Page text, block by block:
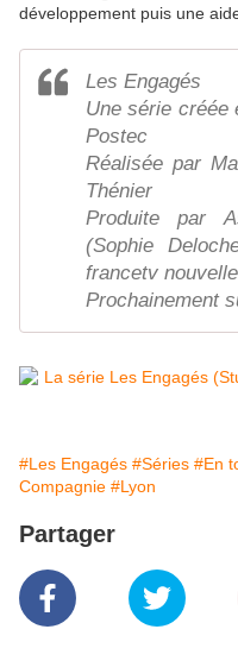
développement puis une
Les Engagés
Une série créée
Postec
Réalisée par
Thénier
Produite par
(Sophie
francetv
Prochainement
#Les Engagés #Séries #En
Compagnie #Lyon
Partager